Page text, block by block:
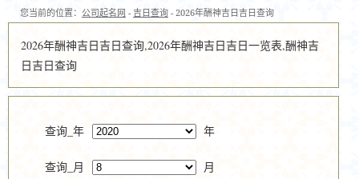
您当前的位置： 公司起名网 - 吉日查询 - 2026年酬神吉日吉日查询
2026年酬神吉日吉日查询,2026年酬神吉日吉日一览表,酬神吉
日吉日查询
查询_年 年
查询_月 月